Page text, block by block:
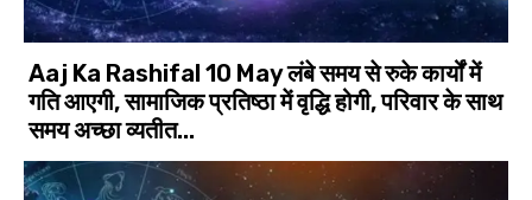
Aaj Ka Rashifal 10 May लंबे समय से रुके कार्यों में
गति आएगी, सामाजिक प्रतिष्ठा में वृद्धि होगी, परिवार के साथ
समय अच्‍छा व्यतीत...